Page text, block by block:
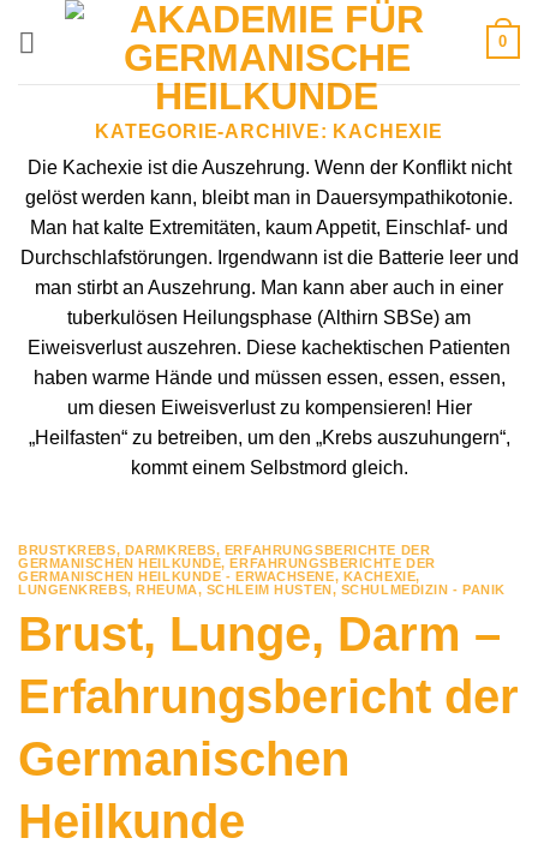
0
KATEGORIE-ARCHIVE: KACHEXIE
Die Kachexie ist die Auszehrung. Wenn der Konflikt nicht
gelöst werden kann, bleibt man in Dauersympathikotonie.
Man hat kalte Extremitäten, kaum Appetit, Einschlaf- und
Durchschlafstörungen. Irgendwann ist die Batterie leer und
man stirbt an Auszehrung. Man kann aber auch in einer
tuberkulösen Heilungsphase (Althirn SBSe) am
Eiweisverlust auszehren. Diese kachektischen Patienten
haben warme Hände und müssen essen, essen, essen,
um diesen Eiweisverlust zu kompensieren! Hier
„Heilfasten“ zu betreiben, um den „Krebs auszuhungern“,
kommt einem Selbstmord gleich.
BRUSTKREBS, DARMKREBS, ERFAHRUNGSBERICHTE DER
GERMANISCHEN HEILKUNDE,ERFAHRUNGSBERICHTE DER
GERMANISCHEN HEILKUNDE - ERWACHSENE, KACHEXIE,
LUNGENKREBS,RHEUMA, SCHLEIM HUSTEN, SCHULMEDIZIN - PANIK
Brust, Lunge, Darm –
Erfahrungsbericht der
Germanischen
Heilkunde